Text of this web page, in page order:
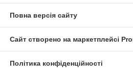
Повна версія сайту
Сайт створено на маркетплейсі
Політика конфіденційності